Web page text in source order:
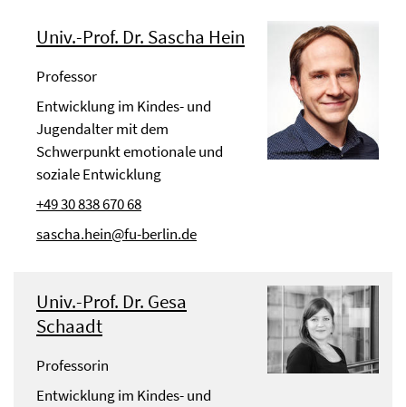
Univ.-Prof. Dr. Sascha Hein
Professor
Entwicklung im Kindes- und
Jugendalter mit dem
Schwerpunkt emotionale und
soziale Entwicklung
+49 30 838 670 68
sascha.hein@fu-berlin.de
Univ.-Prof. Dr. Gesa
Schaadt
Professorin
Entwicklung im Kindes- und